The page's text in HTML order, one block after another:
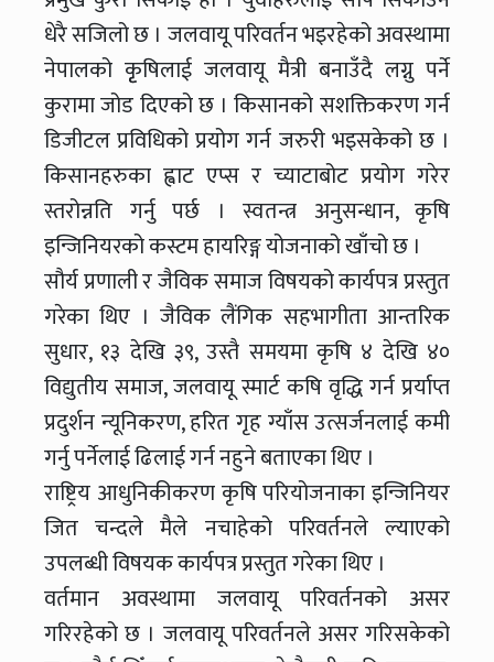
धेरै सजिलो छ । जलवायू परिवर्तन भइरहेको अवस्थामा
नेपालको कृृषिलाई जलवायू मैत्री बनाउँदै लग्नु पर्ने
कुरामा जोड दिएको छ । किसानको सशक्तिकरण गर्न
डिजीटल प्रविधिको प्रयोग गर्न जरुरी भइसकेको छ ।
किसानहरुका ह्वाट एप्स र च्याटाबोट प्रयोग गरेर
स्तरोन्नति गर्नु पर्छ । स्वतन्त्र अनुसन्धान, कृषि
इन्जिनियरको कस्टम हायरिङ्ग योजनाको खाँचो छ ।
सौर्य प्रणाली र जैविक समाज विषयको कार्यपत्र प्रस्तुत
गरेका थिए । जैविक लैंगिक सहभागीता आन्तरिक
सुधार, १३ देखि ३९, उस्तै समयमा कृषि ४ देखि ४०
विद्युतीय समाज, जलवायू स्मार्ट कषि वृद्धि गर्न प्रर्याप्त
प्रदुर्शन न्यूनिकरण, हरित गृह ग्याँस उत्सर्जनलाई कमी
गर्नु पर्नेलाई ढिलाई गर्न नहुने बताएका थिए ।
राष्ट्रिय आधुनिकीकरण कृषि परियोजनाका इन्जिनियर
जित चन्दले मैले नचाहेको परिवर्तनले ल्याएको
उपलब्धी विषयक कार्यपत्र प्रस्तुत गरेका थिए ।
वर्तमान अवस्थामा जलवायू परिवर्तनको असर
गरिरहेको छ । जलवायू परिवर्तनले असर गरिसकेको